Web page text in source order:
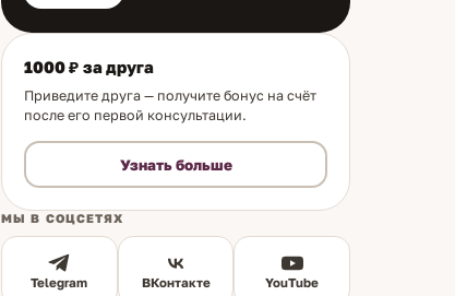
1000 ₽ за друга
Приведите друга — получите бонус на счёт
после его первой консультации.
Узнать больше
МЫ В СОЦСЕТЯХ
Telegram ВКонтакте YouTube